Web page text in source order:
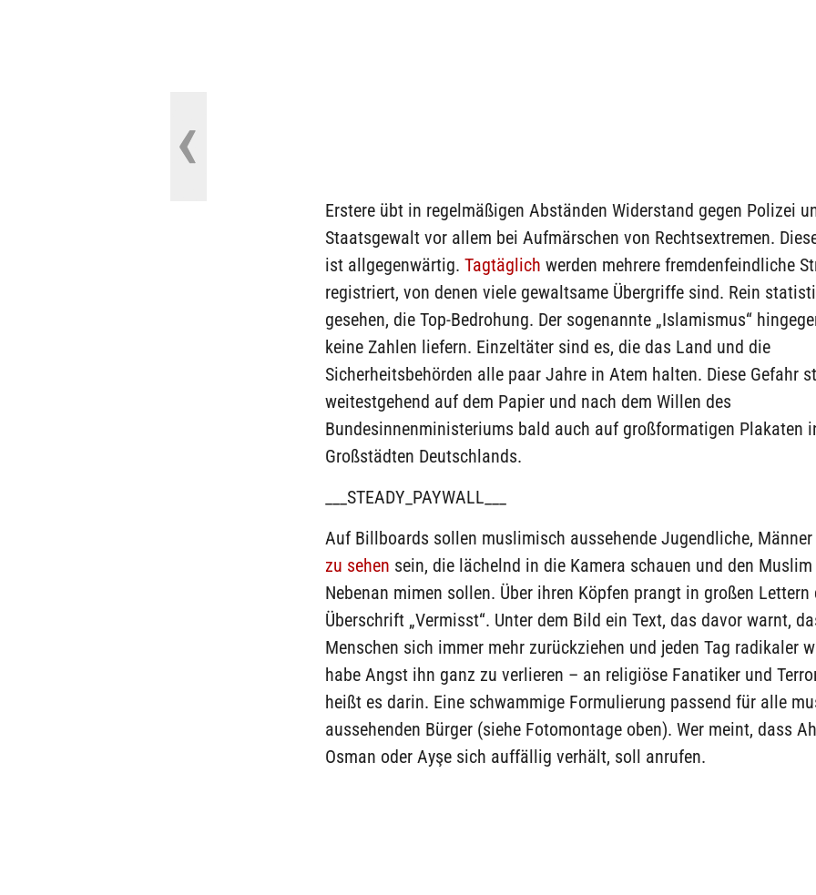
Erstere übt in regelmäßigen Abständen Widerstand gegen Polizei
Staatsgewalt vor allem bei Aufmärschen von Rechtsextremen.
ist allgegenwärtig. Tagtäglich werden mehrere fremdenfeindliche
registriert, von denen viele gewaltsame Übergriffe sind. Rein
gesehen, die Top-Bedrohung. Der sogenannte „Islamismus“
keine Zahlen liefern. Einzeltäter sind es, die das Land und die
Sicherheitsbehörden alle paar Jahre in Atem halten. Diese Gefahr
weitestgehend auf dem Papier und nach dem Willen des
Bundesinnenministeriums bald auch auf großformatigen Plakaten
Großstädten Deutschlands.
___STEADY_PAYWALL___
Auf Billboards sollen muslimisch aussehende Jugendliche, Männer
zu sehen sein, die lächelnd in die Kamera schauen und den Muslim
Nebenan mimen sollen. Über ihren Köpfen prangt in großen Lettern
Überschrift „Vermisst“. Unter dem Bild ein Text, das davor warnt,
Menschen sich immer mehr zurückziehen und jeden Tag radikaler
habe Angst ihn ganz zu verlieren – an religiöse Fanatiker und
heißt es darin. Eine schwammige Formulierung passend für alle
aussehenden Bürger (siehe Fotomontage oben). Wer meint, dass
Osman oder Ayşe sich auffällig verhält, soll anrufen.